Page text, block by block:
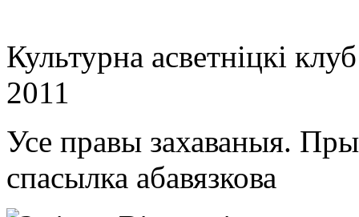
Культурна асветнiцкi
2011
Усе правы захаваныя.
спасылка абавязкова